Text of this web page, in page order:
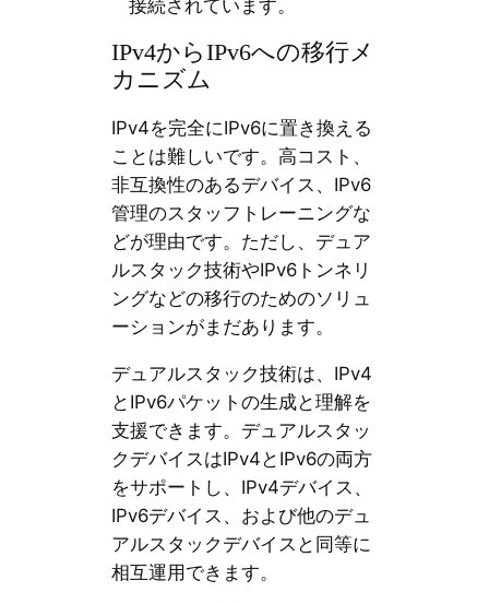
接続されています。
IPv4からIPv6への移行メ
カニズム
IPv4を完全にIPv6に置き換える
ことは難しいです。高コスト、
非互換性のあるデバイス、IPv6
管理のスタッフトレーニングな
どが理由です。ただし、デュア
ルスタック技術やIPv6トンネリ
ングなどの移行のためのソリュ
ーションがまだあります。
デュアルスタック技術は、IPv4
とIPv6パケットの生成と理解を
支援できます。デュアルスタッ
クデバイスはIPv4とIPv6の両方
をサポートし、IPv4デバイス、
IPv6デバイス、および他のデュ
アルスタックデバイスと同等に
相互運用できます。